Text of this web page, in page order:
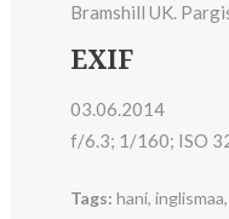
Bramshill UK.
EXIF
03.06.2014
f/6.3; 1/160; ISO
Tags: hani, inglismaa,